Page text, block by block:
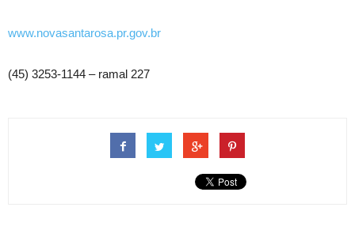
www.novasantarosa.pr.gov.br
(45) 3253-1144 – ramal 227